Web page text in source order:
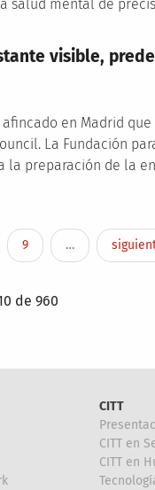
salud mental de
visible,
en Madrid
La Fundación
la preparación de la
Page
9 … Next
de 960
CITT
CITT en
CITT en